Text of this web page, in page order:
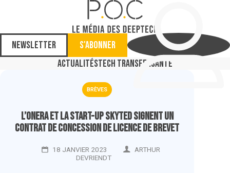
Newsletter
S'abonner
ActualitésTech TransferSanté
BRÈVES
L’ONERA et la start-up Skyted signent un
contrat de concession de licence de brevet
18 JANVIER 2023
ARTHUR
DEVRIENDT